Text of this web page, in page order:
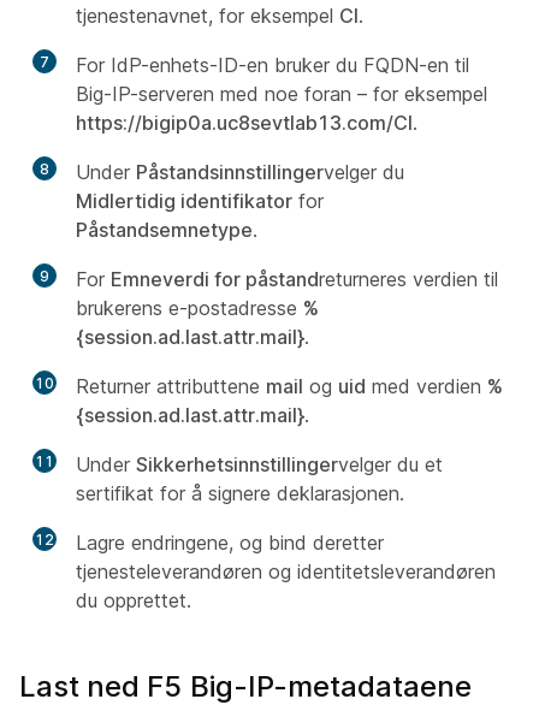
tjenestenavnet, for eksempel CI.
7
For IdP-enhets-ID-en bruker du FQDN-en til
Big-IP-serveren med noe foran – for eksempel
https://bigip0a.uc8sevtlab13.com/CI.
8 Under Påstandsinnstillingervelger du
Midlertidig identifikator for
Påstandsemnetype.
9 For Emneverdi for påstandreturneres verdien til
brukerens e-postadresse %
{session.ad.last.attr.mail}.
10 Returner attributtene mail og uid med verdien %
{session.ad.last.attr.mail}.
11 Under Sikkerhetsinnstillingervelger du et
sertifikat for å signere deklarasjonen.
12
Lagre endringene, og bind deretter
tjenesteleverandøren og identitetsleverandøren
du opprettet.
Last ned F5 Big-IP-metadataene